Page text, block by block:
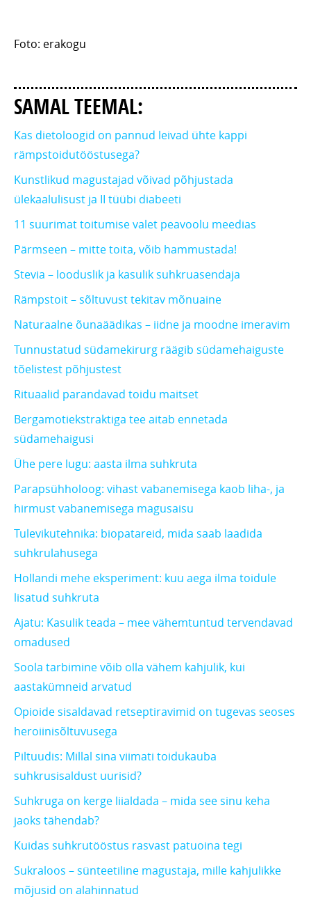
Foto: erakogu
SAMAL TEEMAL:
Kas dietoloogid on pannud leivad ühte kappi
rämpstoidutööstusega?
Kunstlikud magustajad võivad põhjustada
ülekaalulisust ja II tüübi diabeeti
11 suurimat toitumise valet peavoolu meedias
Pärmseen – mitte toita, võib hammustada!
Stevia – looduslik ja kasulik suhkruasendaja
Rämpstoit – sõltuvust tekitav mõnuaine
Naturaalne õunaäädikas – iidne ja moodne imeravim
Tunnustatud südamekirurg räägib südamehaiguste
tõelistest põhjustest
Rituaalid parandavad toidu maitset
Bergamotiekstraktiga tee aitab ennetada
südamehaigusi
Ühe pere lugu: aasta ilma suhkruta
Parapsühholoog: vihast vabanemisega kaob liha-, ja
hirmust vabanemisega magusaisu
Tulevikutehnika: biopatareid, mida saab laadida
suhkrulahusega
Hollandi mehe eksperiment: kuu aega ilma toidule
lisatud suhkruta
Ajatu: Kasulik teada – mee vähemtuntud tervendavad
omadused
Soola tarbimine võib olla vähem kahjulik, kui
aastakümneid arvatud
Opioide sisaldavad retseptiravimid on tugevas seoses
heroiinisõltuvusega
Piltuudis: Millal sina viimati toidukauba
suhkrusisaldust uurisid?
Suhkruga on kerge liialdada – mida see sinu keha
jaoks tähendab?
Kuidas suhkrutööstus rasvast patuoina tegi
Sukraloos – sünteetiline magustaja, mille kahjulikke
mõjusid on alahinnatud